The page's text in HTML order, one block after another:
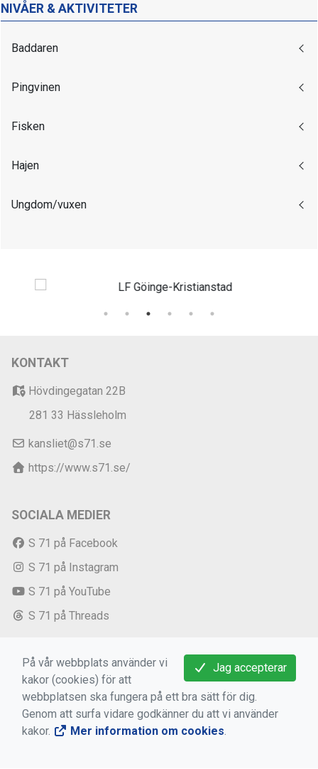
NIVÅER & AKTIVITETER
Baddaren
Pingvinen
Fisken
Hajen
Ungdom/vuxen
KONTAKT
Hövdingegatan 22B
281 33 Hässleholm
kansliet@s71.se
https://www.s71.se/
SOCIALA MEDIER
S 71 på Facebook
S 71 på Instagram
S 71 på YouTube
S 71 på Threads
VIKTIGA LÄNKAR
Medlems -och användarvillkor
Bokningsvillkor
Dataskyddsförordningen (GDPR)
Jag accepterar
På vår webbplats använder vi
kakor (cookies) för att
webbplatsen ska fungera på ett bra sätt för dig.
Genom att surfa vidare godkänner du att vi använder
kakor.
Mer information om cookies.